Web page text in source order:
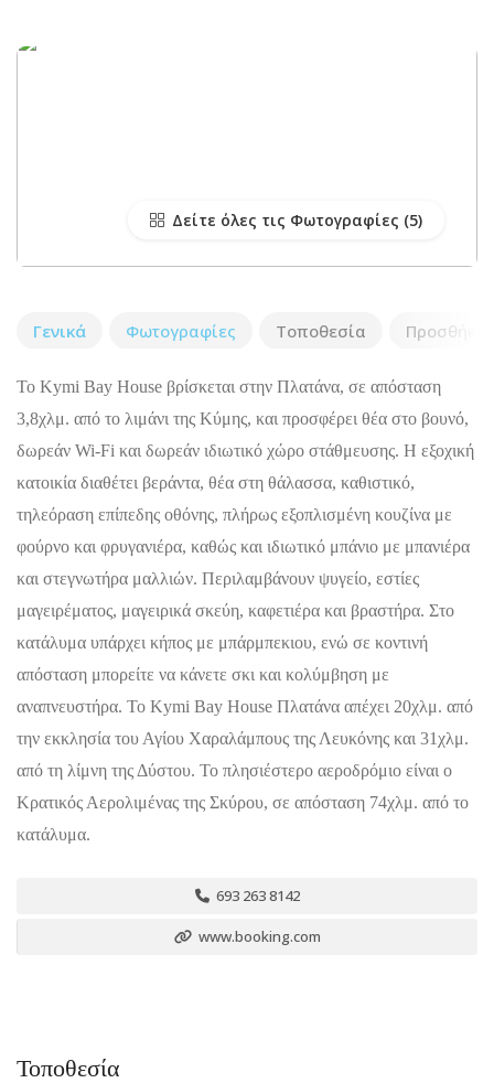
Δείτε όλες τις Φωτογραφίες
Γενικά Φωτογραφίες Τοποθεσία Προσθήκη
Το Kymi Bay House βρίσκεται στην Πλατάνα, σε απόσταση
3,8χλμ. από το λιμάνι της Κύμης, και προσφέρει θέα στο βουνό,
δωρεάν Wi-Fi και δωρεάν ιδιωτικό χώρο στάθμευσης. Η εξοχική
κατοικία διαθέτει βεράντα, θέα στη θάλασσα, καθιστικό,
τηλεόραση επίπεδης οθόνης, πλήρως εξοπλισμένη κουζίνα με
φούρνο και φρυγανιέρα, καθώς και ιδιωτικό μπάνιο με μπανιέρα
και στεγνωτήρα μαλλιών. Περιλαμβάνουν ψυγείο, εστίες
μαγειρέματος, μαγειρικά σκεύη, καφετιέρα και βραστήρα. Στο
κατάλυμα υπάρχει κήπος με μπάρμπεκιου, ενώ σε κοντινή
απόσταση μπορείτε να κάνετε σκι και κολύμβηση με
αναπνευστήρα. Το Kymi Bay House Πλατάνα απέχει 20χλμ. από
την εκκλησία του Αγίου Χαραλάμπους της Λευκόνης και 31χλμ.
από τη λίμνη της Δύστου. Το πλησιέστερο αεροδρόμιο είναι ο
Κρατικός Αερολιμένας της Σκύρου, σε απόσταση 74χλμ. από το
κατάλυμα.
693 263 8142
www.booking.com
Τοποθεσία